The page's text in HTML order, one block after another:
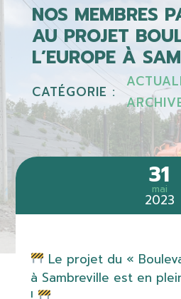
NOS MEMBRES
AU PROJET
L’EUROPE À
CATÉGORIE :
31
mai
2023
Le projet du «
à Sambreville est en